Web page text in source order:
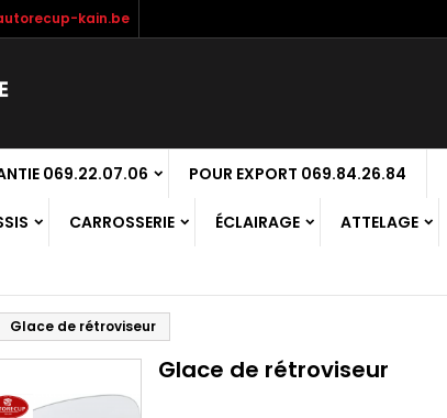
kain.be
069.22.07.06 POUR EXPORT 069.84.26.84
CARROSSERIE ÉCLAIRAGE ATTELAGE
Glace de rétroviseur
Glace de rétroviseur